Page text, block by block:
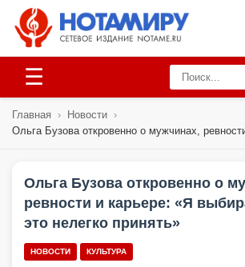
☰
Главная › Новости ›
Ольга Бузова откровенно о мужчинах,
Ольга Бузова откровенно о
ревности и карьере: «Я
это нелегко принять»
НОВОСТИ КУЛЬТУРА